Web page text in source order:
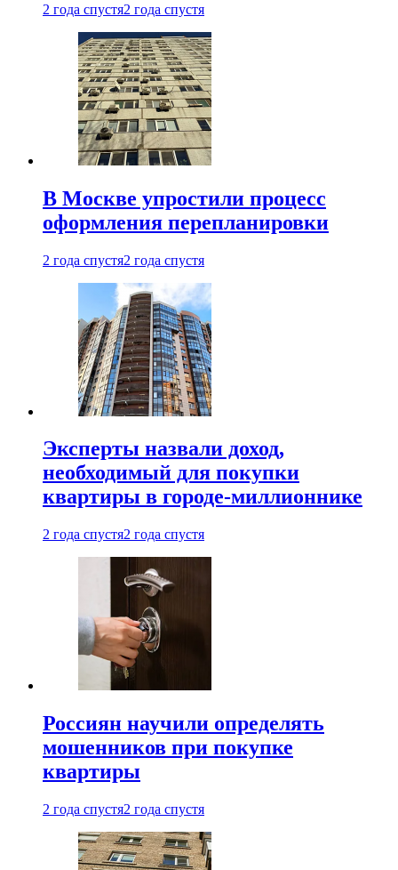
2 года спустя2 года спустя
В Москве упростили процесс
оформления перепланировки
2 года спустя2 года спустя
Эксперты назвали доход,
необходимый для покупки
квартиры в городе-миллионнике
2 года спустя2 года спустя
Россиян научили определять
мошенников при покупке
квартиры
2 года спустя2 года спустя